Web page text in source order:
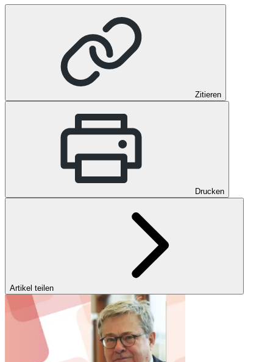
Zitieren
Drucken
Artikel teilen